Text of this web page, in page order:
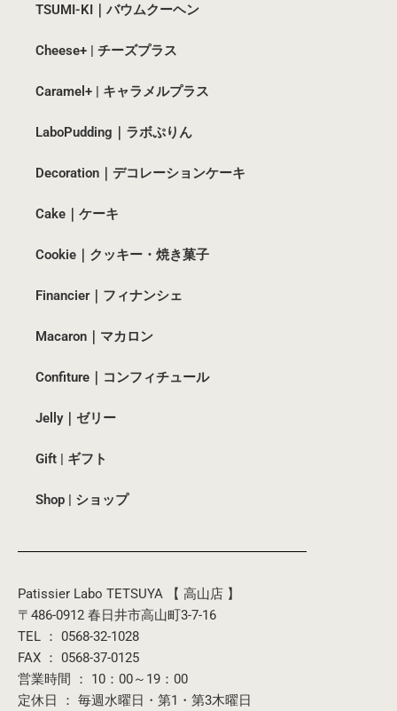
TSUMI-KI｜バウムクーヘン
Cheese+ | チーズプラス
Caramel+ | キャラメルプラス
LaboPudding｜ラボぷりん
Decoration｜デコレーションケーキ
Cake｜ケーキ
Cookie｜クッキー・焼き菓子
Financier｜フィナンシェ
Macaron｜マカロン
Confiture｜コンフィチュール
Jelly｜ゼリー
Gift | ギフト
Shop | ショップ
Patissier Labo TETSUYA 【 高山店 】
〒486-0912 春日井市高山町3-7-16
TEL ： 0568-32-1028
FAX ： 0568-37-0125
営業時間 ： 10：00～19：00
定休日 ： 毎週水曜日・第1・第3木曜日